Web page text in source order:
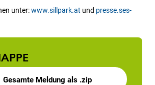
unter:www.sillpark.at und presse.ses-
Gesamte Meldung als .zip